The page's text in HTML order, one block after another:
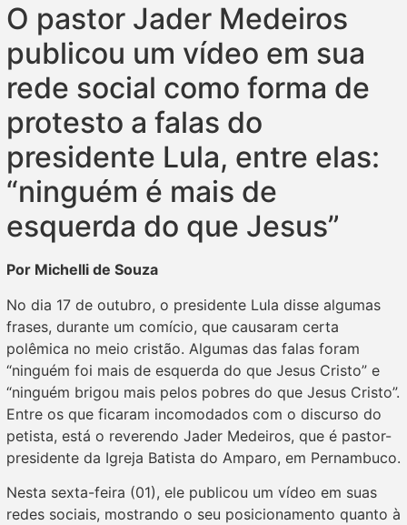
O pastor Jader Medeiros
publicou um vídeo em sua
rede social como forma de
protesto a falas do
presidente Lula, entre elas:
“ninguém é mais de
esquerda do que Jesus”
Por Michelli de Souza
No dia 17 de outubro, o presidente Lula disse algumas
frases, durante um comício, que causaram certa
polêmica no meio cristão. Algumas das falas foram
“ninguém foi mais de esquerda do que Jesus Cristo” e
“ninguém brigou mais pelos pobres do que Jesus Cristo”.
Entre os que ficaram incomodados com o discurso do
petista, está o reverendo Jader Medeiros, que é pastor-
presidente da Igreja Batista do Amparo, em Pernambuco.
Nesta sexta-feira (01), ele publicou um vídeo em suas
redes sociais, mostrando o seu posicionamento quanto à